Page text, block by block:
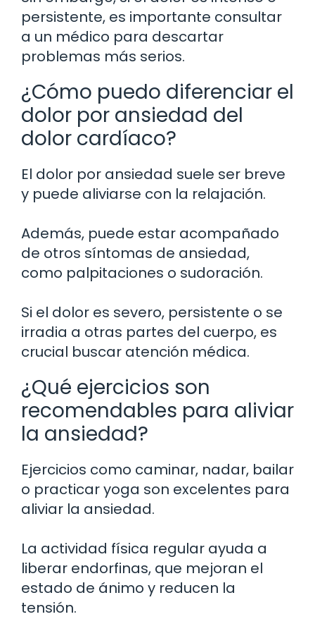
persistente, es importante consultar
a un médico para descartar
problemas más serios.
¿Cómo puedo diferenciar el
dolor por ansiedad del
dolor cardíaco?
El dolor por ansiedad suele ser breve
y puede aliviarse con la relajación.
Además, puede estar acompañado
de otros síntomas de ansiedad,
como palpitaciones o sudoración.
Si el dolor es severo, persistente o se
irradia a otras partes del cuerpo, es
crucial buscar atención médica.
¿Qué ejercicios son
recomendables para aliviar
la ansiedad?
Ejercicios como caminar, nadar, bailar
o practicar yoga son excelentes para
aliviar la ansiedad.
La actividad física regular ayuda a
liberar endorfinas, que mejoran el
estado de ánimo y reducen la
tensión.